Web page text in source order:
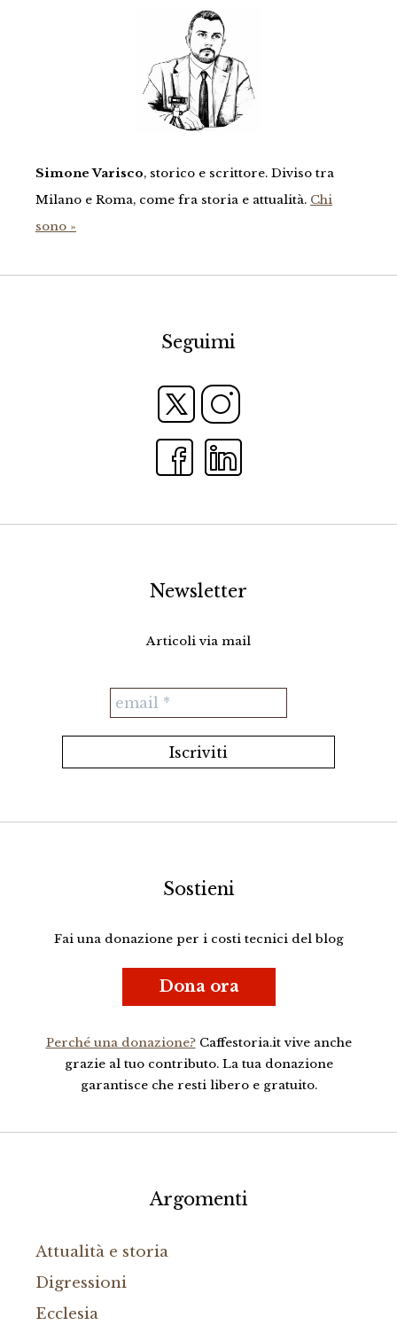
Simone Varisco, storico e scrittore. Diviso tra
Milano e Roma, come fra storia e attualità. Chi
sono »
Seguimi
Newsletter
Articoli via mail
Sostieni
Fai una donazione per i costi tecnici del blog
Dona ora
Perché una donazione?Caffestoria.it vive anche
grazie al tuo contributo. La tua donazione
garantisce che resti libero e gratuito.
Argomenti
Attualità e storia
Digressioni
Ecclesia